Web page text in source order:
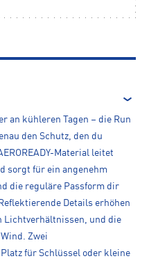
an kühleren Tagen – die Run
den Schutz, den du
Material leitet
sorgt für ein angenehm
die reguläre Passform dir
Details erhöhen
Lichtverhältnissen, und die
Zwei
für Schlüssel oder kleine